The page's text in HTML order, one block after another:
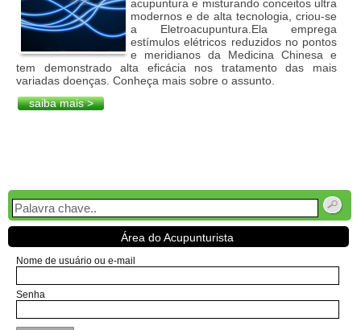
acupuntura e misturando conceitos ultra
modernos e de alta tecnologia, criou-se
a Eletroacupuntura.Ela emprega
estímulos elétricos reduzidos no pontos
e meridianos da Medicina Chinesa e
tem demonstrado alta eficácia nos tratamento das mais
variadas doenças. Conheça mais sobre o assunto.
saiba mais >
Área do Acupunturista
Nome de usuário ou e-mail
Senha